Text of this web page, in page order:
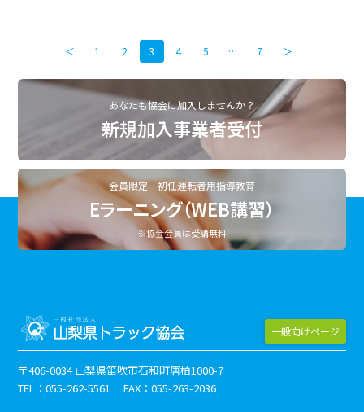
＜ 1 2 3 4 5 … 7 ＞
あなたも協会に加入しませんか？
新規加入事業者受付
会員限定 初任運転者用指導教育
Eラーニング（WEB講習）
※協会会員は受講無料
一般向けページ
〒406-0034 山梨県笛吹市石和町唐柏1000-7
TEL：055-262-5561 FAX：055-263-2036